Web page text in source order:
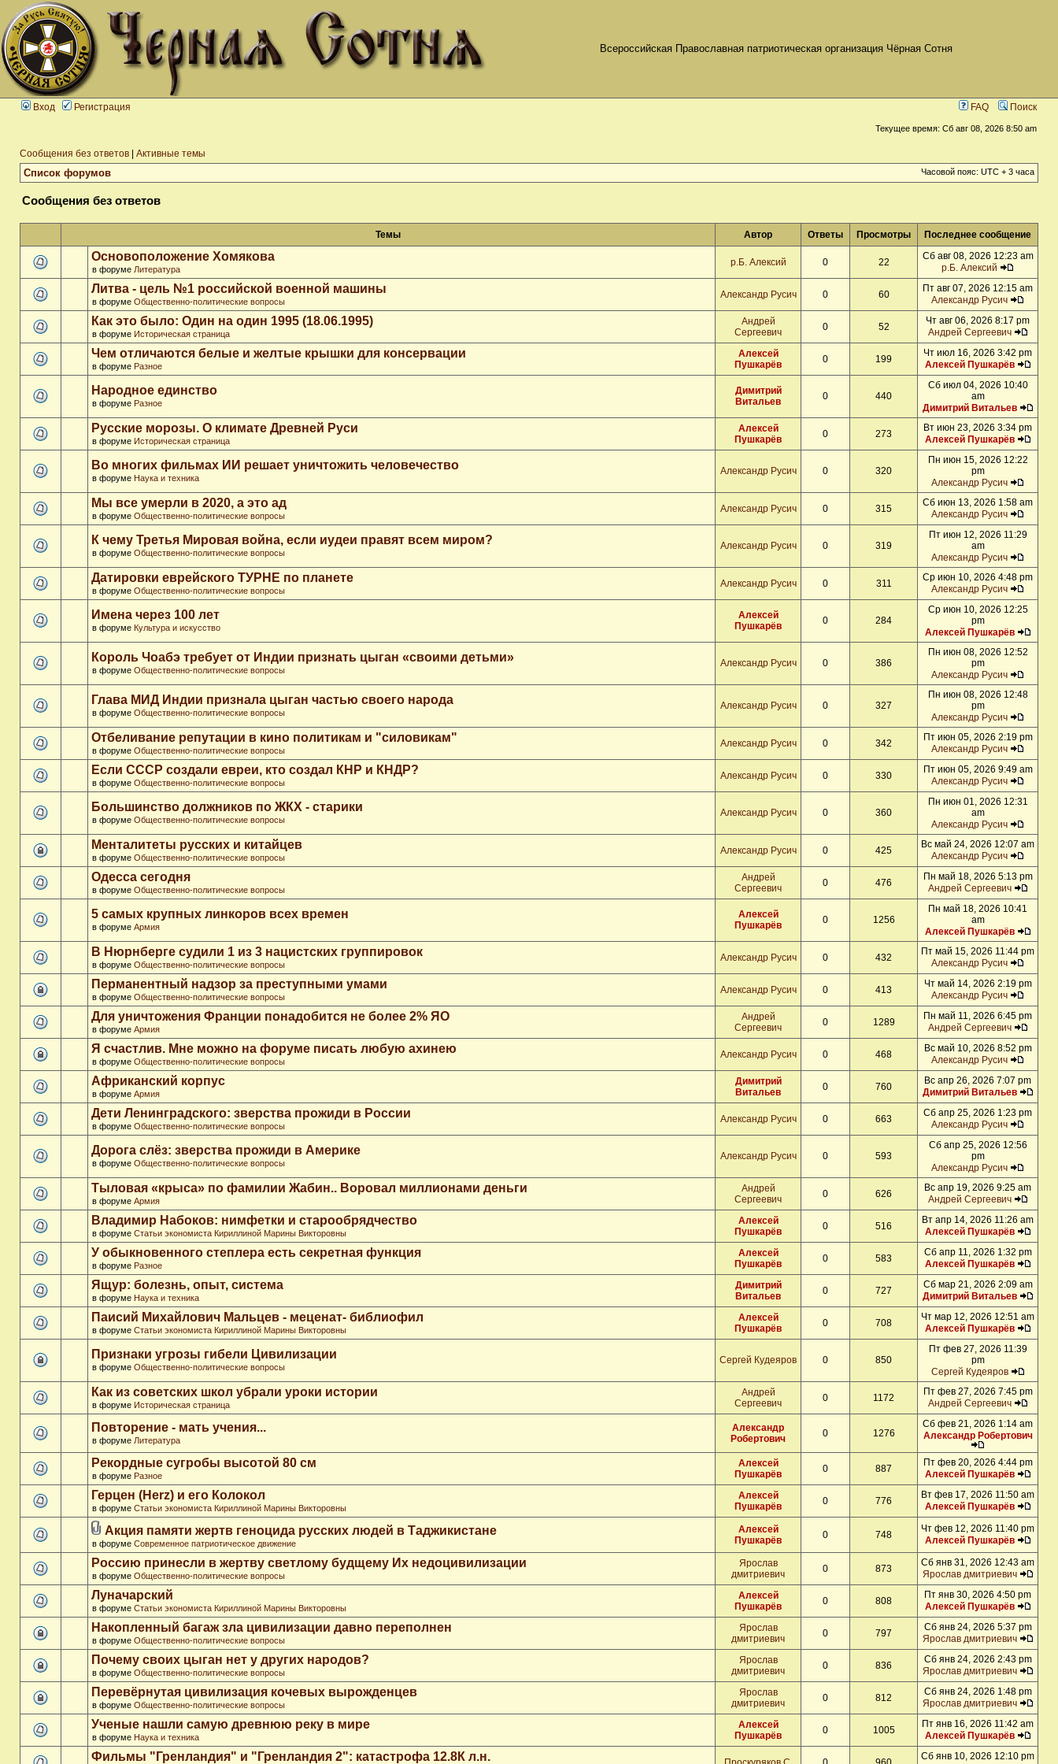
Всероссийская Православная патриотическая организация Чёрная Сотня
Вход Регистрация FAQ Поиск
Текущее время: Сб авг 08, 2026 8:50 am
Сообщения без ответов Активные темы
Список форумов Часовой пояс: UTC + 3 часа
Сообщения без ответов
Темы Автор Ответы Просмотры Последнее сообщение
Основоположение Хомякова
в форуме Литература
р.Б. Алексий 0 22
Сб авг 08, 2026 12:23 am
р.Б. Алексий
Литва - цель №1 российской военной машины
в форуме Общественно-политические вопросы
Александр Русич 0 60
Пт авг 07, 2026 12:15 am
Александр Русич
Как это было: Один на один 1995 (18.06.1995)
в форуме Историческая страница
Андрей
Сергеевич
0 52
Чт авг 06, 2026 8:17 pm
Андрей Сергеевич
Чем отличаются белые и желтые крышки для консервации
в форуме Разное
Алексей
Пушкарёв
0 199
Чт июл 16, 2026 3:42 pm
Алексей Пушкарёв
Народное единство
в форуме Разное
Димитрий
Витальев
0 440
Сб июл 04, 2026 10:40
am
Димитрий Витальев
Русские морозы. О климате Древней Руси
в форуме Историческая страница
Алексей
Пушкарёв
0 273
Вт июн 23, 2026 3:34 pm
Алексей Пушкарёв
Во многих фильмах ИИ решает уничтожить человечество
в форуме Наука и техника
Александр Русич 0 320
Пн июн 15, 2026 12:22
pm
Александр Русич
Мы все умерли в 2020, а это ад
в форуме Общественно-политические вопросы
Александр Русич 0 315
Сб июн 13, 2026 1:58 am
Александр Русич
К чему Третья Мировая война, если иудеи правят всем миром?
в форуме Общественно-политические вопросы
Александр Русич 0 319
Пт июн 12, 2026 11:29
am
Александр Русич
Датировки еврейского ТУРНЕ по планете
в форуме Общественно-политические вопросы
Александр Русич 0 311
Ср июн 10, 2026 4:48 pm
Александр Русич
Имена через 100 лет
в форуме Культура и искусство
Алексей
Пушкарёв
0 284
Ср июн 10, 2026 12:25
pm
Алексей Пушкарёв
Король Чоабэ требует от Индии признать цыган «своими детьми»
в форуме Общественно-политические вопросы
Александр Русич 0 386
Пн июн 08, 2026 12:52
pm
Александр Русич
Глава МИД Индии признала цыган частью своего народа
в форуме Общественно-политические вопросы
Александр Русич 0 327
Пн июн 08, 2026 12:48
pm
Александр Русич
Отбеливание репутации в кино политикам и "силовикам"
в форуме Общественно-политические вопросы
Александр Русич 0 342
Пт июн 05, 2026 2:19 pm
Александр Русич
Если СССР создали евреи, кто создал КНР и КНДР?
в форуме Общественно-политические вопросы
Александр Русич 0 330
Пт июн 05, 2026 9:49 am
Александр Русич
Большинство должников по ЖКХ - старики
в форуме Общественно-политические вопросы
Александр Русич 0 360
Пн июн 01, 2026 12:31
am
Александр Русич
Менталитеты русских и китайцев
в форуме Общественно-политические вопросы
Александр Русич 0 425
Вс май 24, 2026 12:07 am
Александр Русич
Одесса сегодня
в форуме Общественно-политические вопросы
Андрей
Сергеевич
0 476
Пн май 18, 2026 5:13 pm
Андрей Сергеевич
5 самых крупных линкоров всех времен
в форуме Армия
Алексей
Пушкарёв
0 1256
Пн май 18, 2026 10:41
am
Алексей Пушкарёв
В Нюрнберге судили 1 из 3 нацистских группировок
в форуме Общественно-политические вопросы
Александр Русич 0 432
Пт май 15, 2026 11:44 pm
Александр Русич
Перманентный надзор за преступными умами
в форуме Общественно-политические вопросы
Александр Русич 0 413
Чт май 14, 2026 2:19 pm
Александр Русич
Для уничтожения Франции понадобится не более 2% ЯО
в форуме Армия
Андрей
Сергеевич
0 1289
Пн май 11, 2026 6:45 pm
Андрей Сергеевич
Я счастлив. Мне можно на форуме писать любую ахинею
в форуме Общественно-политические вопросы
Александр Русич 0 468
Вс май 10, 2026 8:52 pm
Александр Русич
Африканский корпус
в форуме Армия
Димитрий
Витальев
0 760
Вс апр 26, 2026 7:07 pm
Димитрий Витальев
Дети Ленинградского: зверства прожиди в России
в форуме Общественно-политические вопросы
Александр Русич 0 663
Сб апр 25, 2026 1:23 pm
Александр Русич
Дорога слёз: зверства прожиди в Америке
в форуме Общественно-политические вопросы
Александр Русич 0 593
Сб апр 25, 2026 12:56
pm
Александр Русич
Тыловая «крыса» по фамилии Жабин.. Воровал миллионами деньги
в форуме Армия
Андрей
Сергеевич
0 626
Вс апр 19, 2026 9:25 am
Андрей Сергеевич
Владимир Набоков: нимфетки и старообрядчество
в форуме Статьи экономиста Кириллиной Марины Викторовны
Алексей
Пушкарёв
0 516
Вт апр 14, 2026 11:26 am
Алексей Пушкарёв
У обыкновенного степлера есть секретная функция
в форуме Разное
Алексей
Пушкарёв
0 583
Сб апр 11, 2026 1:32 pm
Алексей Пушкарёв
Ящур: болезнь, опыт, система
в форуме Наука и техника
Димитрий
Витальев
0 727
Сб мар 21, 2026 2:09 am
Димитрий Витальев
Паисий Михайлович Мальцев - меценат- библиофил
в форуме Статьи экономиста Кириллиной Марины Викторовны
Алексей
Пушкарёв
0 708
Чт мар 12, 2026 12:51 am
Алексей Пушкарёв
Признаки угрозы гибели Цивилизации
в форуме Общественно-политические вопросы
Сергей Кудеяров 0 850
Пт фев 27, 2026 11:39
pm
Сергей Кудеяров
Как из советских школ убрали уроки истории
в форуме Историческая страница
Андрей
Сергеевич
0 1172
Пт фев 27, 2026 7:45 pm
Андрей Сергеевич
Повторение - мать учения...
в форуме Литература
Александр
Робертович
0 1276
Сб фев 21, 2026 1:14 am
Александр Робертович
Рекордные сугробы высотой 80 см
в форуме Разное
Алексей
Пушкарёв
0 887
Пт фев 20, 2026 4:44 pm
Алексей Пушкарёв
Герцен (Herz) и его Колокол
в форуме Статьи экономиста Кириллиной Марины Викторовны
Алексей
Пушкарёв
0 776
Вт фев 17, 2026 11:50 am
Алексей Пушкарёв
Акция памяти жертв геноцида русских людей в Таджикистане
в форуме Современное патриотическое движение
Алексей
Пушкарёв
0 748
Чт фев 12, 2026 11:40 pm
Алексей Пушкарёв
Россию принесли в жертву светлому будщему Их недоцивилизации
в форуме Общественно-политические вопросы
Ярослав
дмитриевич
0 873
Сб янв 31, 2026 12:43 am
Ярослав дмитриевич
Луначарский
в форуме Статьи экономиста Кириллиной Марины Викторовны
Алексей
Пушкарёв
0 808
Пт янв 30, 2026 4:50 pm
Алексей Пушкарёв
Накопленный багаж зла цивилизации давно переполнен
в форуме Общественно-политические вопросы
Ярослав
дмитриевич
0 797
Сб янв 24, 2026 5:37 pm
Ярослав дмитриевич
Почему своих цыган нет у других народов?
в форуме Общественно-политические вопросы
Ярослав
дмитриевич
0 836
Сб янв 24, 2026 2:43 pm
Ярослав дмитриевич
Перевёрнутая цивилизация кочевых вырожденцев
в форуме Общественно-политические вопросы
Ярослав
дмитриевич
0 812
Сб янв 24, 2026 1:48 pm
Ярослав дмитриевич
Ученые нашли самую древнюю реку в мире
в форуме Наука и техника
Алексей
Пушкарёв
0 1005
Пт янв 16, 2026 11:42 am
Алексей Пушкарёв
Фильмы "Гренландия" и "Гренландия 2": катастрофа 12.8К л.н.
Сб янв 10, 2026 12:10 pm